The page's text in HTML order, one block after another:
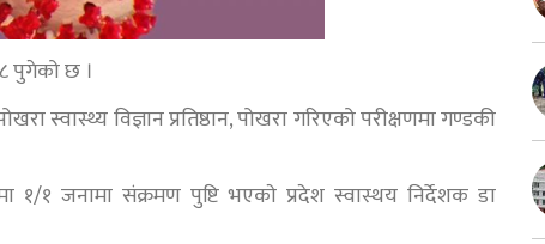
पुगेको छ ।
स्वास्थ्य विज्ञान प्रतिष्ठान, पोखरा गरिएको परीक्षणमा गण्डकी
१/१ जनामा संक्रमण पुष्टि भएकाे प्रदेश स्वास्थय निर्देशक डा